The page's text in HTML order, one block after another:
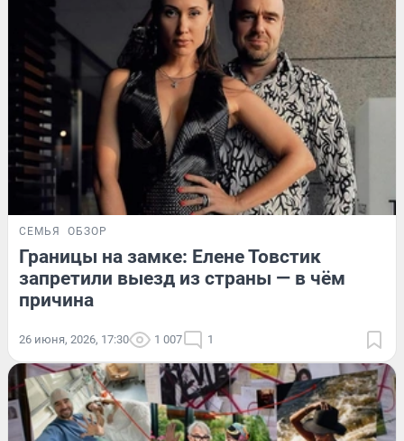
СЕМЬЯ ОБЗОР
Границы на замке: Елене Товстик
запретили выезд из страны — в чём
причина
26 июня, 2026, 17:30 1 007 1